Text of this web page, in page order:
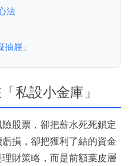
法
屜」
私設小金庫」
股票，卻把薪水死死鎖定
損，卻把獲利了結的資金
財策略，而是前額葉皮層